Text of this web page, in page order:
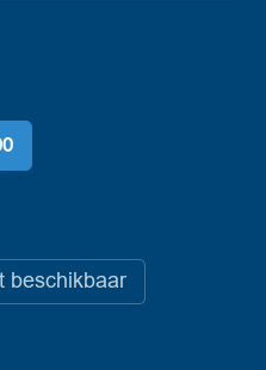
beschikbaar